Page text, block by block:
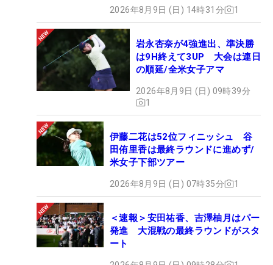
2026年8月9日 (日) 14時31分 1
岩永杏奈が4強進出、準決勝
は9H終えて3UP 大会は連日
の順延/全米女子アマ
2026年8月9日 (日) 09時39分
1
伊藤二花は52位フィニッシュ 谷
田侑里香は最終ラウンドに進めず/
米女子下部ツアー
2026年8月9日 (日) 07時35分 1
＜速報＞安田祐香、吉澤柚月はパー
発進 大混戦の最終ラウンドがスタ
ート